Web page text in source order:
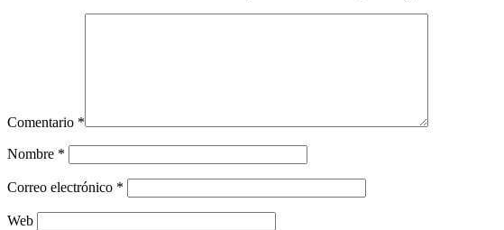
Comentario *
Nombre *
Correo electrónico *
Web